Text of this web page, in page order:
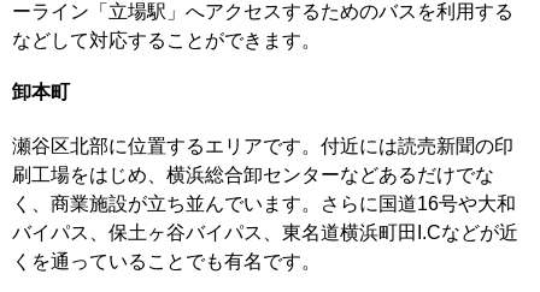
ーライン「立場駅」へアクセスするためのバスを利用する
などして対応することができます。
卸本町
瀬谷区北部に位置するエリアです。付近には読売新聞の印
刷工場をはじめ、横浜総合卸センターなどあるだけでな
く、商業施設が立ち並んでいます。さらに国道16号や大和
バイパス、保土ヶ谷バイパス、東名道横浜町田I.Cなどが近
くを通っていることでも有名です。